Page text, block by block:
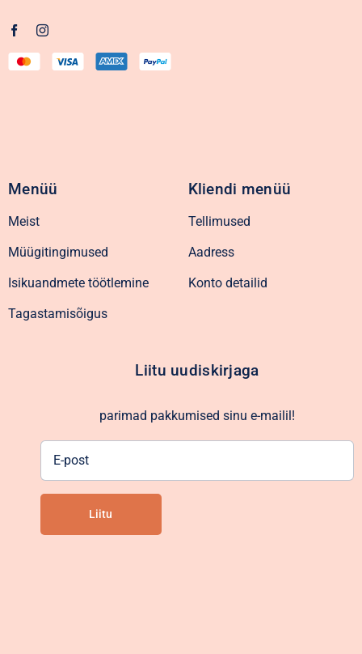
Menüü
Meist
Müügitingimused
Isikuandmete töötlemine
Tagastamisõigus
Kliendi menüü
Tellimused
Aadress
Konto detailid
Liitu uudiskirjaga
parimad pakkumised sinu e-mailil!
Liitu